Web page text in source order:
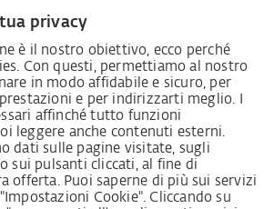
Lieferanten
Menschenrechtsstrategie